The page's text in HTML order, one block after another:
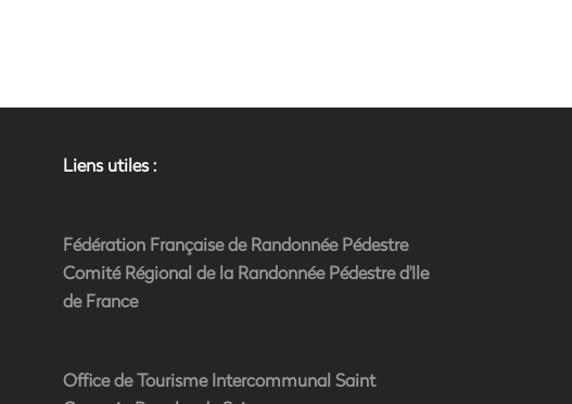
Liens utiles :
Fédération Française de Randonnée Pédestre
Comité Régional de la Randonnée Pédestre d'Ile
de France
Office de Tourisme Intercommunal Saint